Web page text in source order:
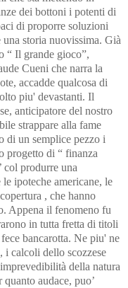
dei bottoni i potenti di
di proporre soluzioni
storia nuovissima. Già
“ Il grande gioco”,
Cueni che narra la
accadde qualcosa di
piu' devastanti. Il
anticipatore del nostro
strappare alla fame
di un semplice pezzo i
progetto di “ finanza
col produrre una
ipoteche americane, le
, che hanno
Appena il fenomeno fu
in tutta fretta di titoli
bancarotta. Ne piu' ne
i calcoli dello scozzese
della natura
audace, puo’